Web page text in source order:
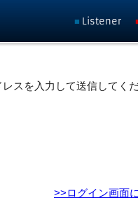
Listener
スを入力して送信してく
>>ログイン画面